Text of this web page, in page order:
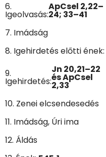
6.
Igeolvasás:
ApCsel 2,22–
24; 33–41
7. Imádság
8. Igehirdetés előtti ének:
9.
Igehirdetés:
Jn 20,21–22
és ApCsel
2,33
10. Zenei elcsendesedés
11. Imádság, Úri ima
12. Áldás